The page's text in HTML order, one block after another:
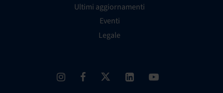
Ultimi aggiornamenti
Eventi
Legale